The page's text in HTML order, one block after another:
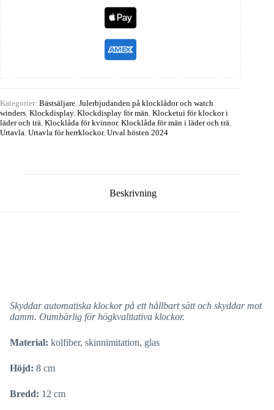
Kategorier: Bästsäljare, Julerbjudanden på klocklådor och watch
winders, Klockdisplay, Klockdisplay för män, Klocketui för klockor i
läder och trä, Klocklåda för kvinnor, Klocklåda för män i läder och trä,
Urtavla, Urtavla för herrklockor, Urval hösten 2024
Beskrivning
Skyddar automatiska klockor på ett hållbart sätt och skyddar mot
damm. Oumbärlig för högkvalitativa klockor.
Material: kolfiber, skinnimitation, glas
Höjd: 8 cm
Bredd: 12 cm